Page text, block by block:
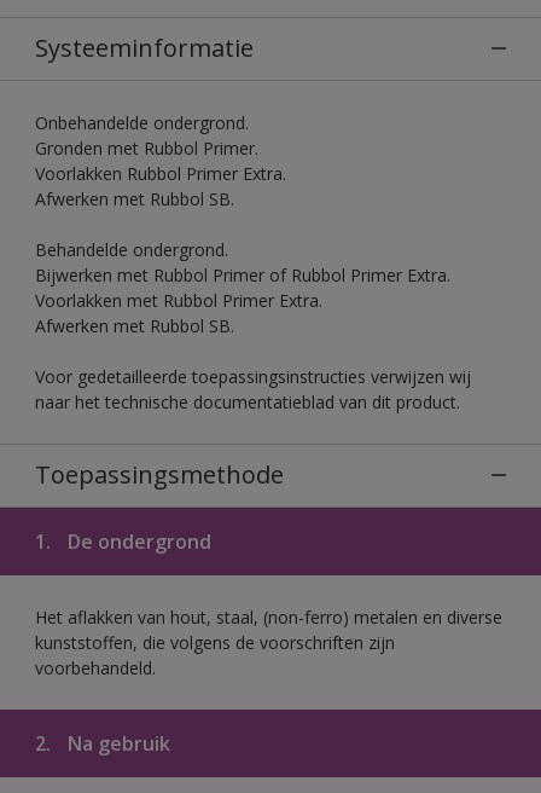
Systeeminformatie
Onbehandelde ondergrond.
Gronden met Rubbol Primer.
Voorlakken Rubbol Primer Extra.
Afwerken met Rubbol SB.
Behandelde ondergrond.
Bijwerken met Rubbol Primer of Rubbol Primer Extra.
Voorlakken met Rubbol Primer Extra.
Afwerken met Rubbol SB.
Voor gedetailleerde toepassingsinstructies verwijzen wij
naar het technische documentatieblad van dit product.
Toepassingsmethode
1. De ondergrond
Het aflakken van hout, staal, (non-ferro) metalen en diverse
kunststoffen, die volgens de voorschriften zijn
voorbehandeld.
2. Na gebruik